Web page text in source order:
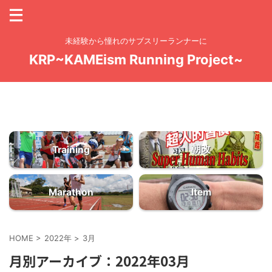
未経験から憧れのサブスリーランナーに
KRP~KAMEism Running Project~
Training 朝改
Marathon Item
HOME > 2022年 > 3月
月別アーカイブ：2022年03月